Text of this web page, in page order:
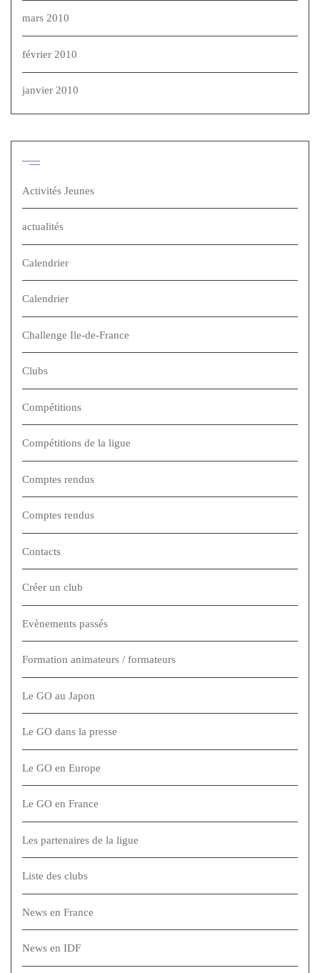
mars 2010
février 2010
janvier 2010
Activités Jeunes
actualités
Calendrier
Calendrier
Challenge Ile-de-France
Clubs
Compétitions
Compétitions de la ligue
Comptes rendus
Comptes rendus
Contacts
Créer un club
Evènements passés
Formation animateurs / formateurs
Le GO au Japon
Le GO dans la presse
Le GO en Europe
Le GO en France
Les partenaires de la ligue
Liste des clubs
News en France
News en IDF